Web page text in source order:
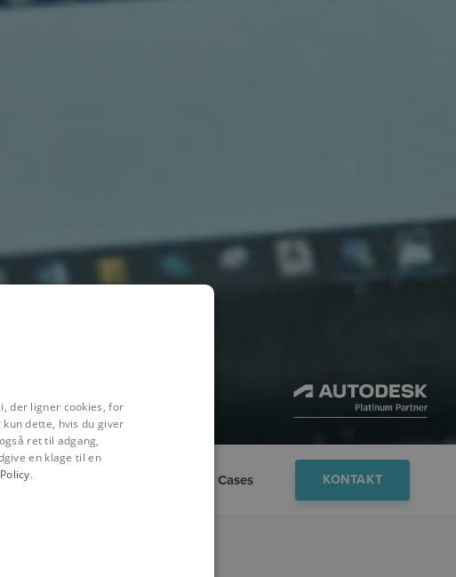
Funktioner Cases KONTAKT
der ligner cookies, for
dette, hvis du giver
ret til adgang,
en klage til en
.